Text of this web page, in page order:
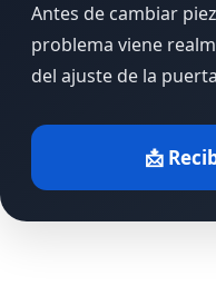
Antes de cambiar
problema viene
del ajuste de la
📩